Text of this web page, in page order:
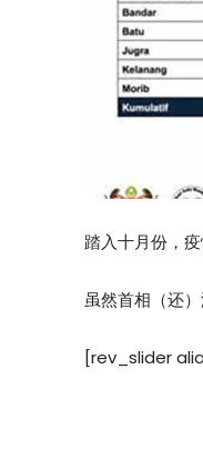
踏入十月份，
虽然首相（还
[rev_slider